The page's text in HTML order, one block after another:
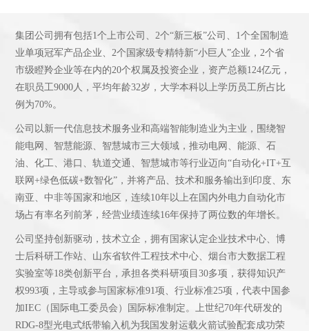
集团公司拥有包括1个上市公司、2个“新三板”公司、1个全国制造
业单项冠军产品企业、2个国家级专精特新“小巨人”企业，2个省
市级瞪羚企业等在内的20个权属及投资企业，资产总额124亿元，
在职员工9000人，平均年龄32岁，大学本科以上学历员工所占比
例为70%。
公司以新一代信息技术服务业和高端智能制造业为主业，围绕智
能电网、智慧能源、智慧城市三大领域，推动电网、能源、石
油、化工、港口、轨道交通、智慧城市等行业迈向“自动化+IT+互
联网+绿色低碳+数智化”，并将产品、技术和服务输出到印度、东
南亚、中非等国家和地区，连续10年以上在国内外电力自动化市
场占有率名列前茅，经营业绩连续16年保持了两位数的年增长。
公司坚持创新驱动，技术立企，拥有国家认定企业技术中心、博
士后科研工作站、山东省软件工程技术中心、烟台市大数据工程
实验室等18类创新平台，承担各类科研项目30多项，获得知识产
权993项，主导或参与国家标准91项、行业标准25项，代表中国参
加IEC（国际电工委员会）国际标准制定。上世纪70年代研发的
RDG-8型光电式纸带输入机为我国发射运载火箭试验配套成功荣